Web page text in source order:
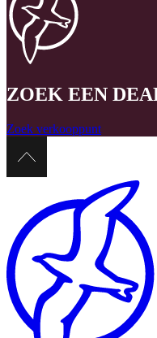
ZOEK EEN
Zoek verkooppunt